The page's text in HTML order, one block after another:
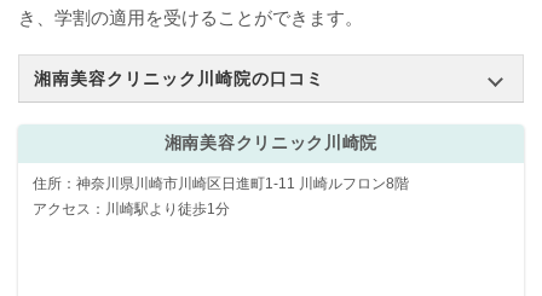
き、学割の適用を受けることができます。
湘南美容クリニック川崎院の口コミ
湘南美容クリニック川崎院
住所：神奈川県川崎市川崎区日進町1-11 川崎ルフロン8階
アクセス：川崎駅より徒歩1分